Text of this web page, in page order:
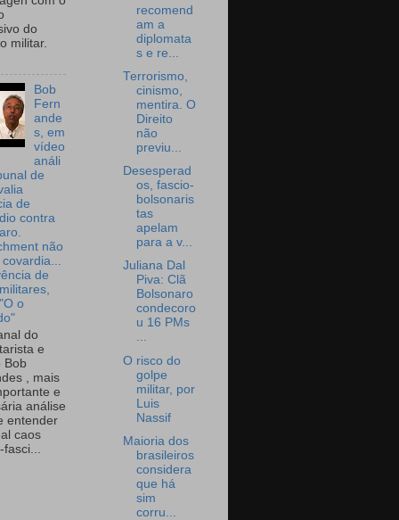
do
militar.
Bob
Fern
ande
s, em
vídeo
análi
de
de
contra
não
de
o
do
e
Bob
, mais
e
análise
entender
caos
recomend
am a
diplomata
s e re...
Terrorismo,
cinismo,
mentira. O
Direito
não
previu...
Desesperad
os, fascio-
bolsonaris
tas
apelam
para a v...
Juliana Dal
Piva: Clã
Bolsonaro
condecoro
u 16 PMs
...
O risco do
golpe
militar, por
Luis
Nassif
Maioria dos
brasileiros
considera
que há
sim
corru...